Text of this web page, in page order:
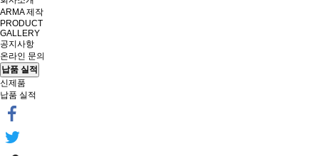
ARMA 제작
PRODUCT
GALLERY
공지사항
온라인 문의
납품 실적
신제품
납품 실적